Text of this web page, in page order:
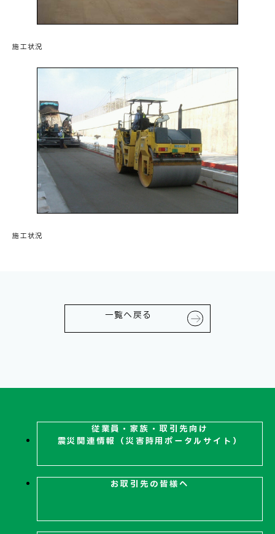
施工状況
施工状況
一覧へ戻る
従業員・家族・取引先向け
震災関連情報（災害時用ポータルサイト）
お取引先の皆様へ